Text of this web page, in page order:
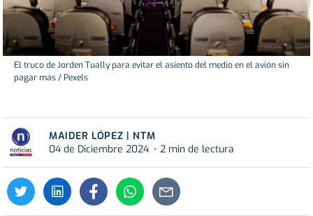
El truco de Jorden Tually para evitar el asiento del medio en el avión sin
pagar más / Pexels
MAIDER LÓPEZ | NTM
04 de Diciembre 2024
2 min de lectura